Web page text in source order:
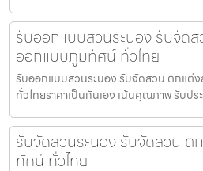
รับออกแบบสวนระนอง รับจัด
ออกแบบภูมิทัศน์ ทั่วไทย
รับออกแบบสวนระนอง รับจัดสวน ตกแ
ทั่วไทยราคาเป็นกันเอง เน้นคุณภาพ รับป
รับจัดสวนระนอง รับจัดสวน
ทัศน์ ทั่วไทย